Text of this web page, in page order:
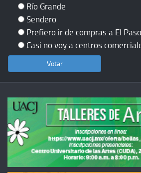
Río Grande
Sendero
Prefiero ir de compras a El Paso
Casi no voy a centros